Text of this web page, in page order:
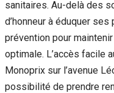
sanitaires. Au-delà des
d’honneur à éduquer
prévention pour
optimale. L’accès facile
Monoprix sur l’avenue
possibilité de prendre